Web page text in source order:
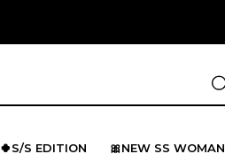
🍀S/S EDITION 🎀NEW SS WOMAN